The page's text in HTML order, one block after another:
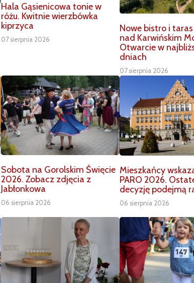
Hala Gąsienicowa tonie w
różu. Kwitnie wierzbówka
kiprzyca
07 sierpnia 2026
Nowe bistro i
nad Karwińskim
Otwarcie w
dniach
07 sierpnia 2026
Sobota na Gorolskim Święcie
2026. Zobacz zdjęcia z
Jabłonkowa
06 sierpnia 2026
Mieszkańcy
PARO 2026.
decyzję podejmą
06 sierpnia 2026